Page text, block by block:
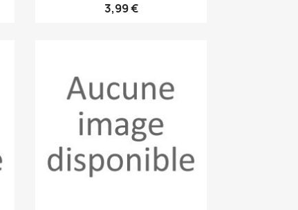
3,99 €